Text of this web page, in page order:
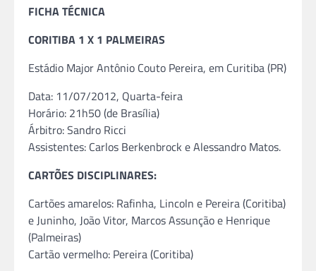
FICHA TÉCNICA
CORITIBA 1 X 1 PALMEIRAS
Estádio Major Antônio Couto Pereira, em Curitiba (PR)
Data: 11/07/2012, Quarta-feira
Horário: 21h50 (de Brasília)
Árbitro: Sandro Ricci
Assistentes: Carlos Berkenbrock e Alessandro Matos.
CARTÕES DISCIPLINARES:
Cartões amarelos: Rafinha, Lincoln e Pereira (Coritiba)
e Juninho, João Vitor, Marcos Assunção e Henrique
(Palmeiras)
Cartão vermelho: Pereira (Coritiba)